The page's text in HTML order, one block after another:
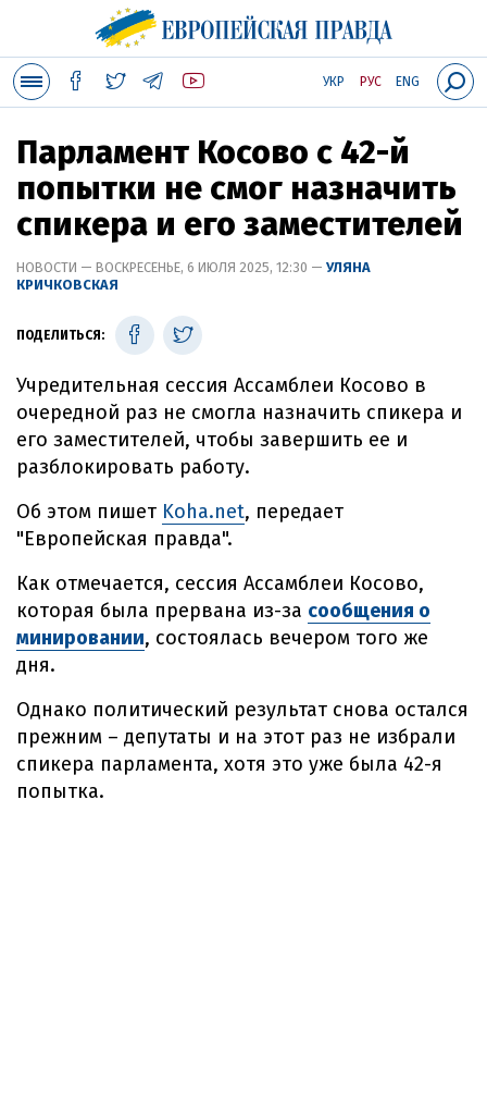
УКР РУС ENG
Парламент Косово с 42-й
попытки не смог назначить
спикера и его заместителей
НОВОСТИ — ВОСКРЕСЕНЬЕ, 6 ИЮЛЯ 2025, 12:30 — УЛЯНА
КРИЧКОВСКАЯ
ПОДЕЛИТЬСЯ:
Учредительная сессия Ассамблеи Косово в
очередной раз не смогла назначить спикера и
его заместителей, чтобы завершить ее и
разблокировать работу.
Об этом пишет Koha.net, передает
"Европейская правда".
Как отмечается, сессия Ассамблеи Косово,
которая была прервана из-за сообщения о
минировании, состоялась вечером того же
дня.
Однако политический результат снова остался
прежним – депутаты и на этот раз не избрали
спикера парламента, хотя это уже была 42-я
попытка.